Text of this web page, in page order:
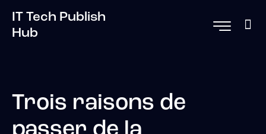
IT Tech Publish
Hub
Trois raisons de